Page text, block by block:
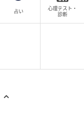
占い
心理テスト・
診断